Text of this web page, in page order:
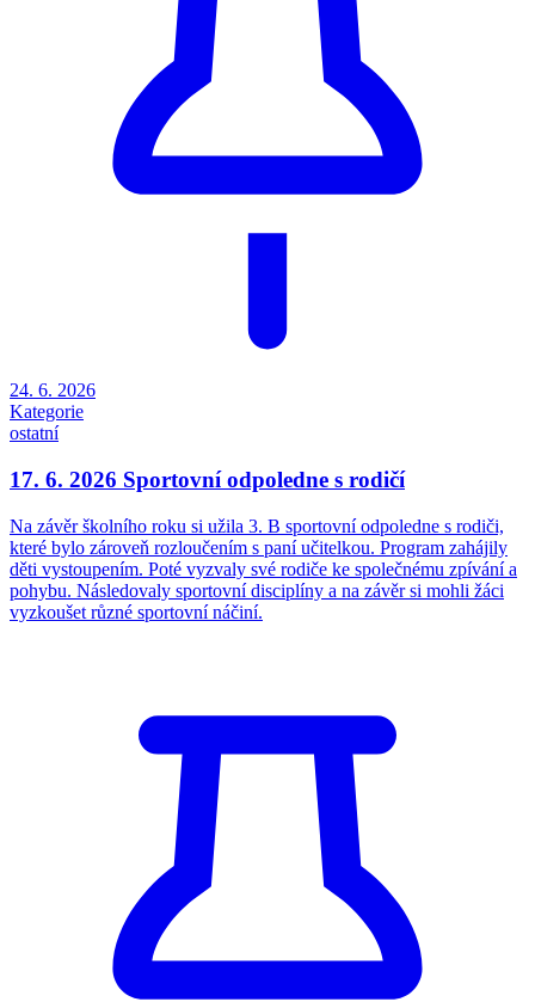
24. 6. 2026
Kategorie
ostatní
17. 6. 2026 Sportovní odpoledne s rodičí
Na závěr školního roku si užila 3. B sportovní odpoledne s rodiči,
které bylo zároveň rozloučením s paní učitelkou. Program zahájily
děti vystoupením. Poté vyzvaly své rodiče ke společnému zpívání a
pohybu. Následovaly sportovní disciplíny a na závěr si mohli žáci
vyzkoušet různé sportovní náčiní.